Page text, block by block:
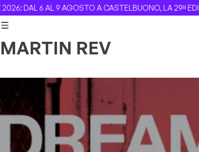
Skip to content
DAL 6 AL 9 AGOSTO A CASTELBUONO, LA 29ª
MARTIN REV